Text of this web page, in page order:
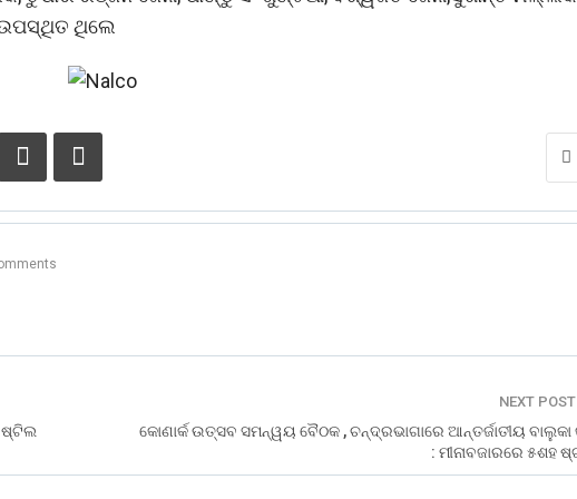
ଥିଲେ
ଷ୍ଟିଲ
NEXT POST
କୋଣାର୍କ ଉତ୍ସବ ସମନ୍ୱୟ ବୈଠକ , ଚନ୍ଦ୍ରଭାଗାରେ ଆନ୍ତର୍ଜାତୀୟ ବାଲୁକା
: ମୀନାବଜାରରେ ୫ଶହ